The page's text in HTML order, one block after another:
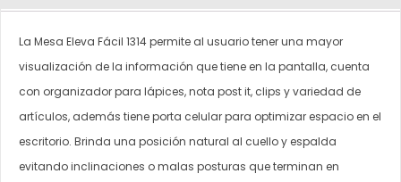
La Mesa Eleva Fácil 1314 permite al usuario tener una mayor
visualización de la información que tiene en la pantalla, cuenta
con organizador para lápices, nota post it, clips y variedad de
artículos, además tiene porta celular para optimizar espacio en el
escritorio. Brinda una posición natural al cuello y espalda
evitando inclinaciones o malas posturas que terminan en